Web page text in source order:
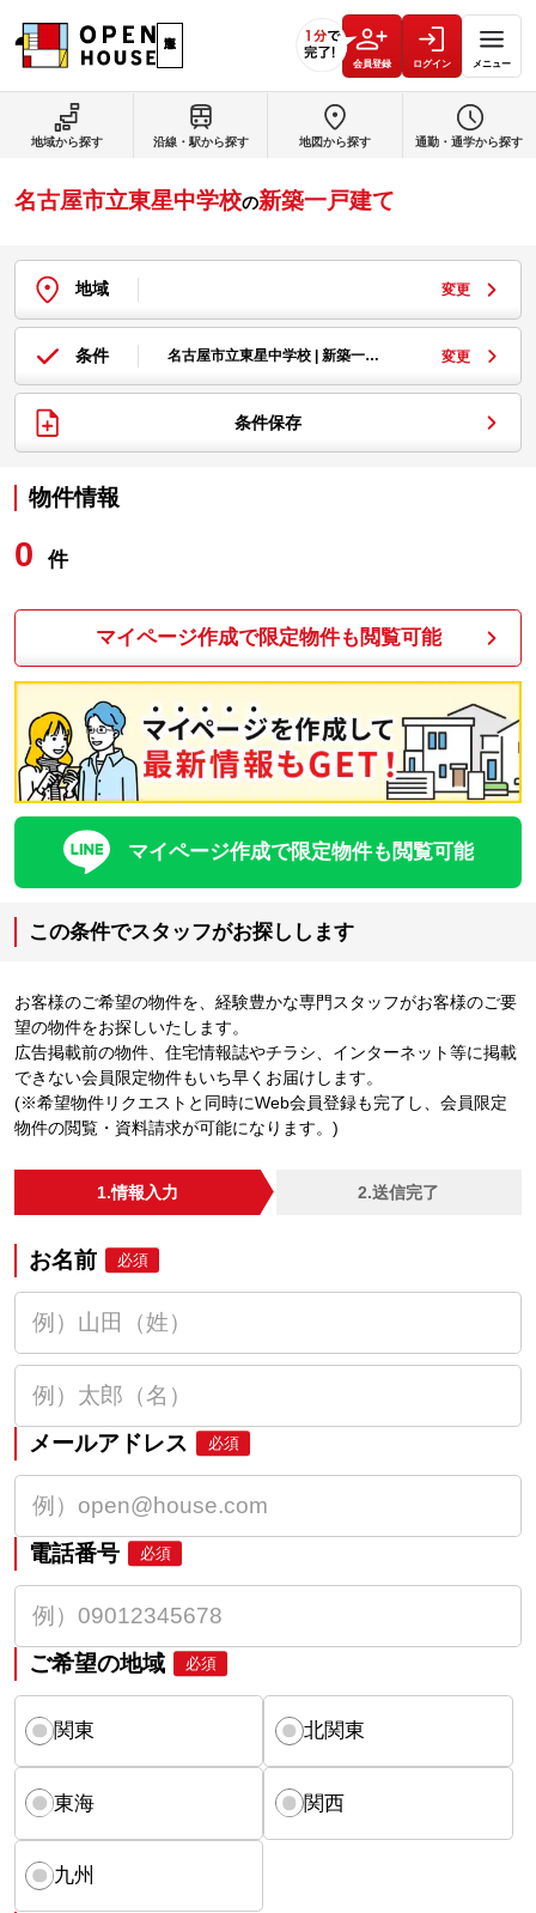
会員登録 ログイン メニュー
名古屋市立東星中学校の新築一戸建て
地域 変更
条件 名古屋市立東星中学校 | 新築一… 変更
条件保存
物件情報
0 件
マイページ作成で限定物件も閲覧可能
マイページ作成で限定物件も閲覧可能
この条件でスタッフがお探しします
お客様のご希望の物件を、経験豊かな専門スタッフがお客様のご要
望の物件をお探しいたします。
広告掲載前の物件、住宅情報誌やチラシ、インターネット等に掲載
できない会員限定物件もいち早くお届けします。
(※希望物件リクエストと同時にWeb会員登録も完了し、会員限定
物件の閲覧・資料請求が可能になります。)
1.情報入力 2.送信完了
お名前 必須
メールアドレス 必須
電話番号 必須
ご希望の地域 必須
関東 北関東
東海 関西
九州
地域から探す 沿線・駅から探す 地図から探す 通勤・通学から探す